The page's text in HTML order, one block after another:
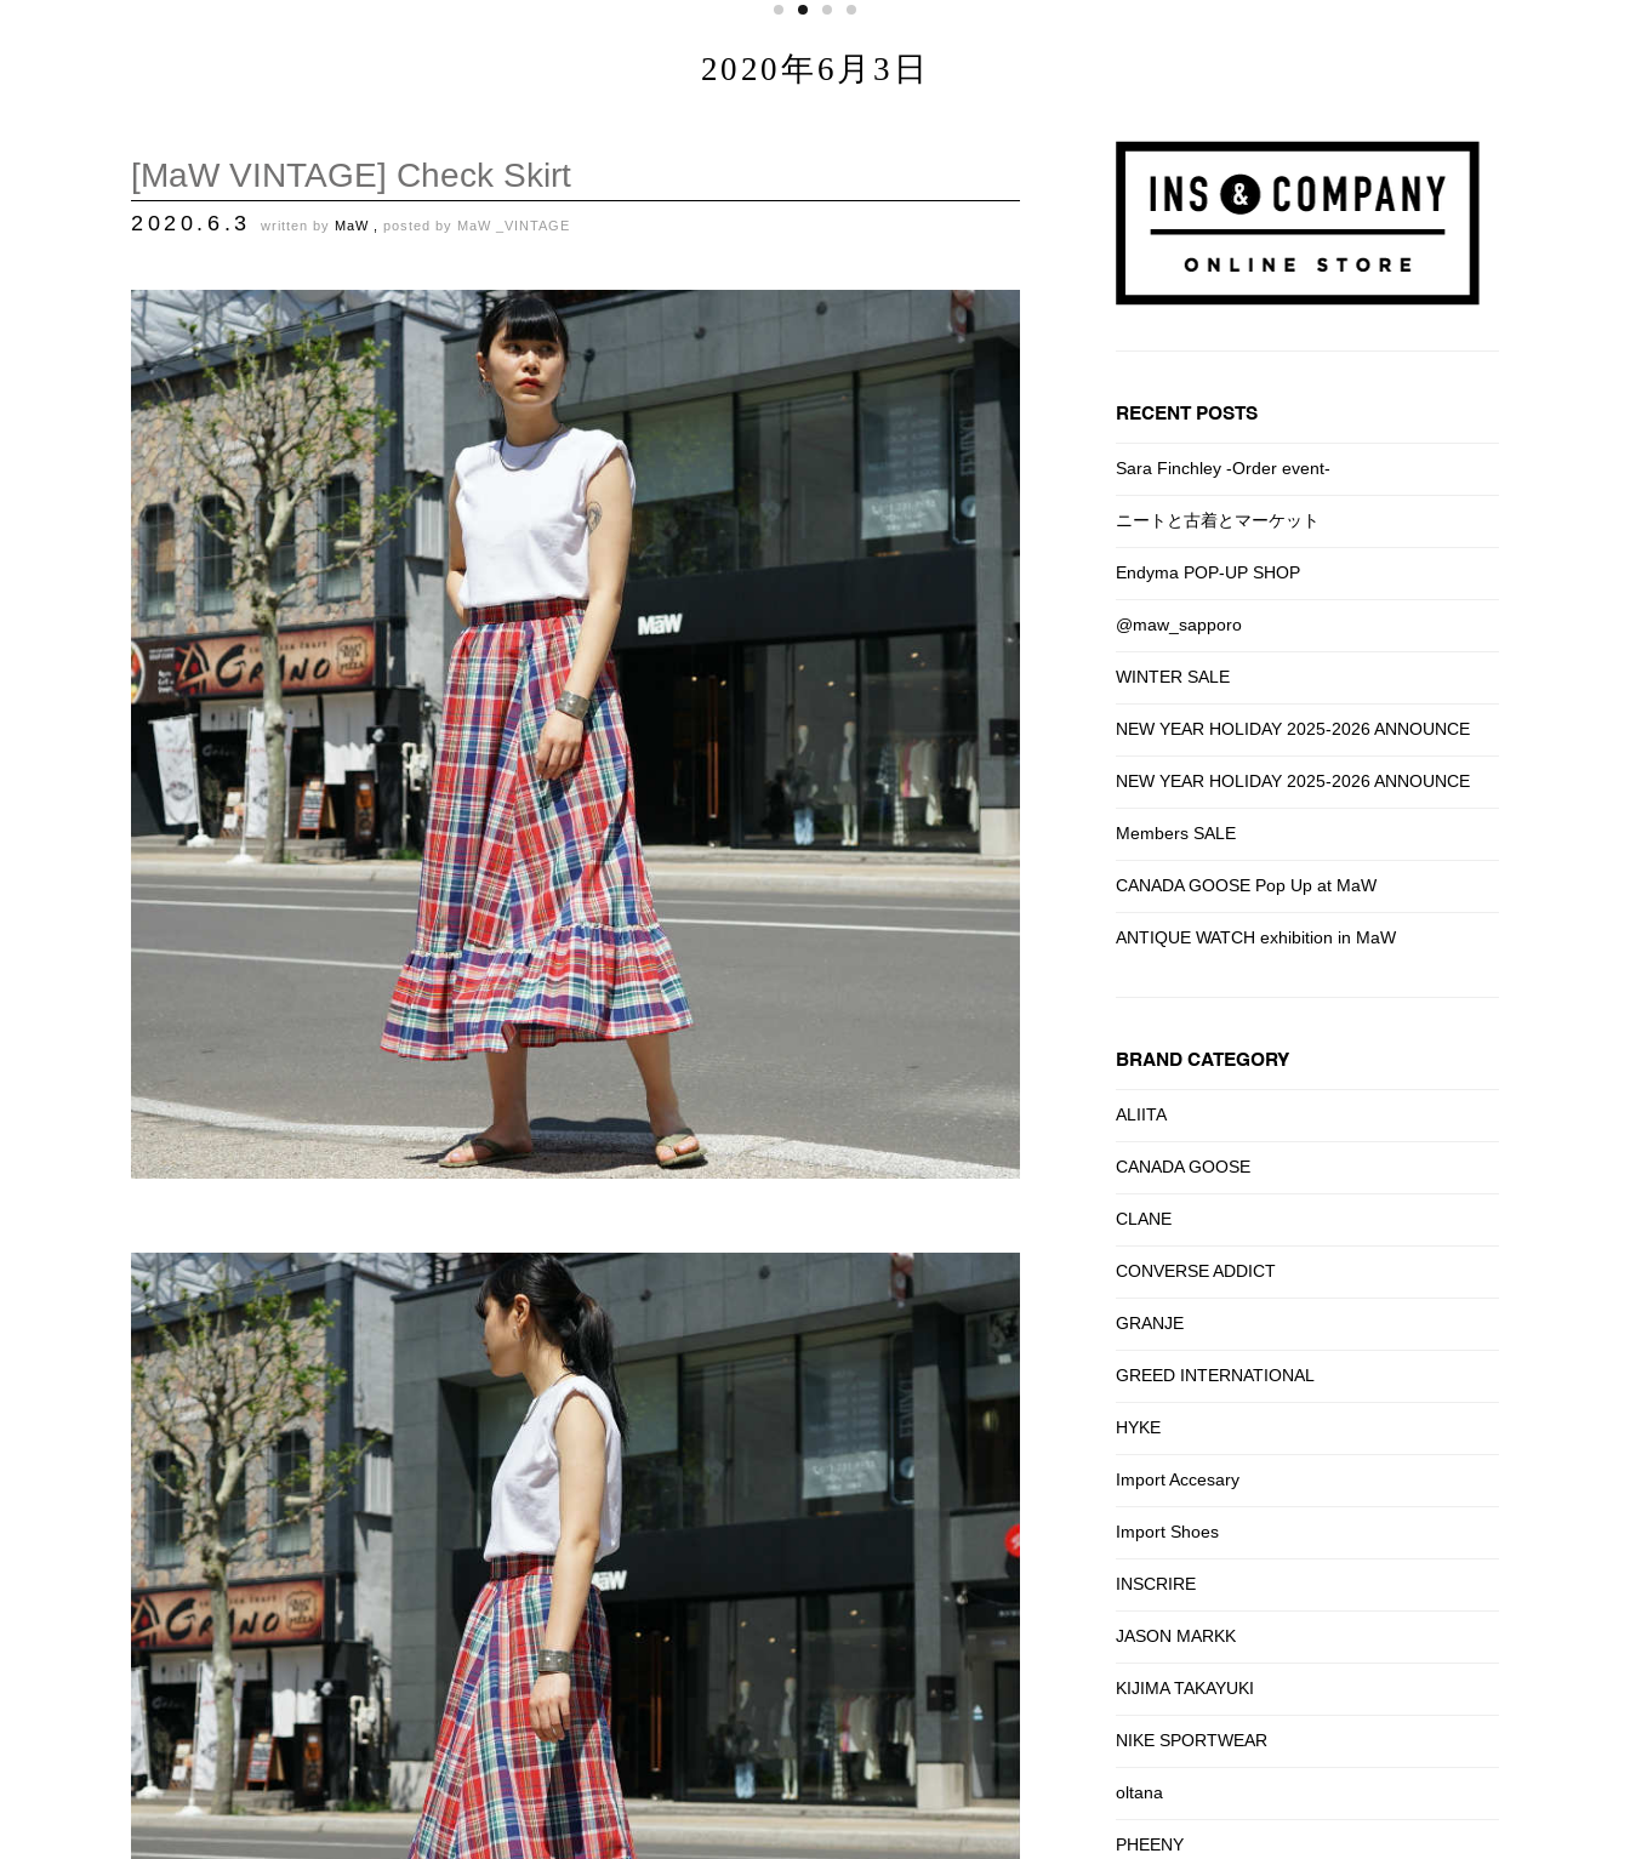
2020年6月3日
[MaW VINTAGE] Check Skirt
2020.6.3written byMaW ,posted by MaW _VINTAGE
RECENT POSTS
Sara Finchley -Order event-
ニートと古着とマーケット
Endyma POP-UP SHOP
@maw_sapporo
WINTER SALE
NEW YEAR HOLIDAY 2025-2026 ANNOUNCE
NEW YEAR HOLIDAY 2025-2026 ANNOUNCE
Members SALE
CANADA GOOSE Pop Up at MaW
ANTIQUE WATCH exhibition in MaW
BRAND CATEGORY
ALIITA
CANADA GOOSE
CLANE
CONVERSE ADDICT
GRANJE
GREED INTERNATIONAL
HYKE
Import Accesary
Import Shoes
INSCRIRE
JASON MARKK
KIJIMA TAKAYUKI
NIKE SPORTWEAR
oltana
PHEENY